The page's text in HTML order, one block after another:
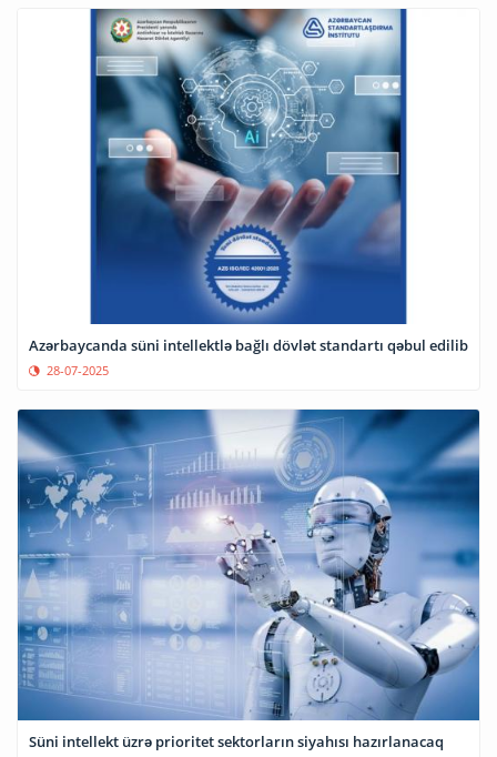
Azərbaycanda süni intellektlə bağlı dövlət standartı qəbul edilib
28-07-2025
Süni intellekt üzrə prioritet sektorların siyahısı hazırlanacaq